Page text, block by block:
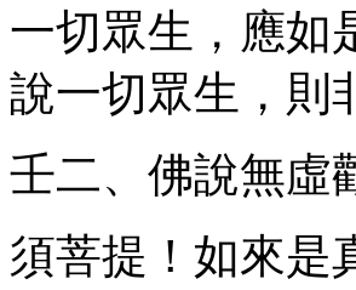
一切眾生，應如
說一切眾生，則
壬二、佛說無虛
須菩提！如來是